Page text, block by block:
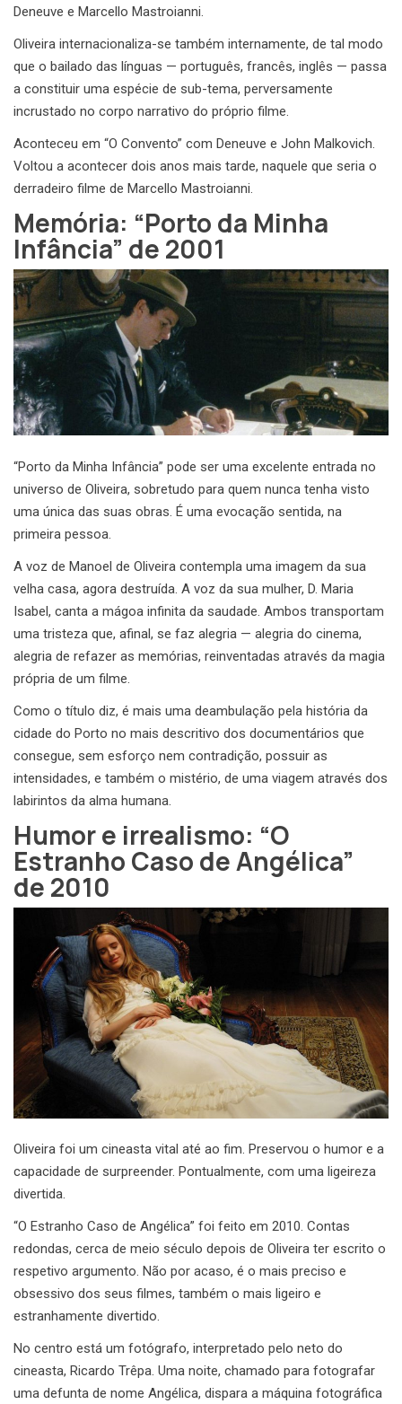
Deneuve e Marcello Mastroianni.
Oliveira internacionaliza-se também internamente, de tal modo
que o bailado das línguas — português, francês, inglês — passa
a constituir uma espécie de sub-tema, perversamente
incrustado no corpo narrativo do próprio filme.
Aconteceu em “O Convento” com Deneuve e John Malkovich.
Voltou a acontecer dois anos mais tarde, naquele que seria o
derradeiro filme de Marcello Mastroianni.
Memória: “Porto da Minha
Infância” de 2001
“Porto da Minha Infância” pode ser uma excelente entrada no
universo de Oliveira, sobretudo para quem nunca tenha visto
uma única das suas obras. É uma evocação sentida, na
primeira pessoa.
A voz de Manoel de Oliveira contempla uma imagem da sua
velha casa, agora destruída. A voz da sua mulher, D. Maria
Isabel, canta a mágoa infinita da saudade. Ambos transportam
uma tristeza que, afinal, se faz alegria — alegria do cinema,
alegria de refazer as memórias, reinventadas através da magia
própria de um filme.
Como o título diz, é mais uma deambulação pela história da
cidade do Porto no mais descritivo dos documentários que
consegue, sem esforço nem contradição, possuir as
intensidades, e também o mistério, de uma viagem através dos
labirintos da alma humana.
Humor e irrealismo: “O
Estranho Caso de Angélica”
de 2010
Oliveira foi um cineasta vital até ao fim. Preservou o humor e a
capacidade de surpreender. Pontualmente, com uma ligeireza
divertida.
“O Estranho Caso de Angélica” foi feito em 2010. Contas
redondas, cerca de meio século depois de Oliveira ter escrito o
respetivo argumento. Não por acaso, é o mais preciso e
obsessivo dos seus filmes, também o mais ligeiro e
estranhamente divertido.
No centro está um fotógrafo, interpretado pelo neto do
cineasta, Ricardo Trêpa. Uma noite, chamado para fotografar
uma defunta de nome Angélica, dispara a máquina fotográfica